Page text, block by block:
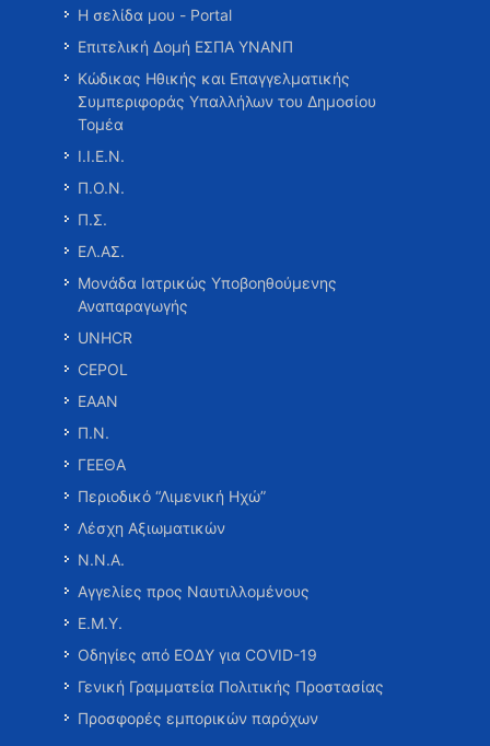
Η σελίδα μου - Portal
Επιτελική Δομή ΕΣΠΑ ΥΝΑΝΠ
Κώδικας Ηθικής και Επαγγελματικής
Συμπεριφοράς Υπαλλήλων του Δημοσίου
Τομέα
Ι.Ι.Ε.Ν.
Π.Ο.Ν.
Π.Σ.
ΕΛ.ΑΣ.
Μονάδα Ιατρικώς Υποβοηθούμενης
Αναπαραγωγής
UNHCR
CEPOL
ΕΑΑΝ
Π.Ν.
ΓΕΕΘΑ
Περιοδικό “Λιμενική Ηχώ”
Λέσχη Αξιωματικών
Ν.Ν.Α.
Αγγελίες προς Ναυτιλλομένους
Ε.Μ.Υ.
Οδηγίες από ΕΟΔΥ για COVID-19
Γενική Γραμματεία Πολιτικής Προστασίας
Προσφορές εμπορικών παρόχων